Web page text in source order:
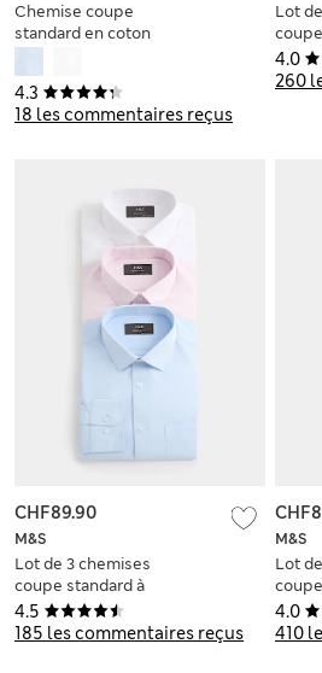
4.3
18 les commentaires reçus
Chemise coupe
standard en coton
repassage
4.0
260
Lot
4.5
185 les commentaires reçus
M&S
Lot de 3 chemises
coupe standard à
manches longues,
repassage facile
CHF89.90
4.0
410
M&S
Lot